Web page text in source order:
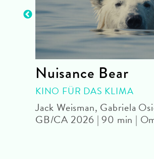
Nuisance Bear
KINO FÜR DAS KLIMA
Jack Weisman, Gabriela
GB/CA 2026 | 90 min |